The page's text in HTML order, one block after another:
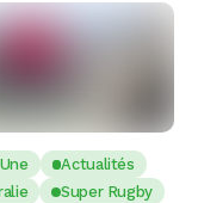
Actualités
Super Rugby